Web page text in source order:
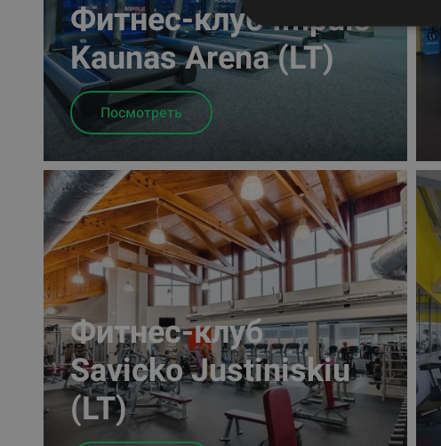
Фитнес-клуб Impuls
Kaunas Arena (LT)
Посмотреть
Фитнес-клуб
Savicko Justiniskiu
(LT)